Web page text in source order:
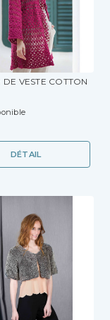
VESTE COTTON
DÉTAIL